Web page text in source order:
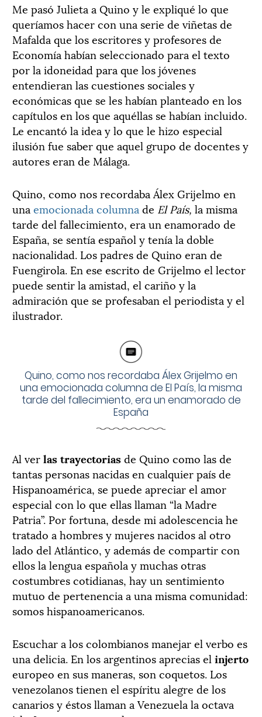
Me pasó Julieta a Quino y le expliqué lo que
queríamos hacer con una serie de viñetas de
Mafalda que los escritores y profesores de
Economía habían seleccionado para el texto
por la idoneidad para que los jóvenes
entendieran las cuestiones sociales y
económicas que se les habían planteado en los
capítulos en los que aquéllas se habían incluido.
Le encantó la idea y lo que le hizo especial
ilusión fue saber que aquel grupo de docentes y
autores eran de Málaga.
Quino, como nos recordaba Álex Grijelmo en
una emocionada columna de El País, la misma
tarde del fallecimiento, era un enamorado de
España, se sentía español y tenía la doble
nacionalidad. Los padres de Quino eran de
Fuengirola. En ese escrito de Grijelmo el lector
puede sentir la amistad, el cariño y la
admiración que se profesaban el periodista y el
ilustrador.
Quino, como nos recordaba Álex Grijelmo en
una emocionada columna de El País, la misma
tarde del fallecimiento, era un enamorado de
España
Al verlas trayectoriasde Quino como las de
tantas personas nacidas en cualquier país de
Hispanoamérica, se puede apreciar el amor
especial con lo que ellas llaman “la Madre
Patria”. Por fortuna, desde mi adolescencia he
tratado a hombres y mujeres nacidos al otro
lado del Atlántico, y además de compartir con
ellos la lengua española y muchas otras
costumbres cotidianas, hay un sentimiento
mutuo de pertenencia a una misma comunidad:
somos hispanoamericanos.
Escuchar a los colombianos manejar el verbo es
una delicia. En los argentinos aprecias el injerto
europeo en sus maneras, son coquetos. Los
venezolanos tienen el espíritu alegre de los
canarios y éstos llaman a Venezuela la octava